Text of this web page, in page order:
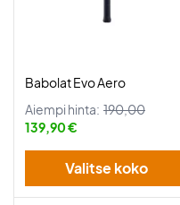
Babolat Evo Aero
Aiempi hinta: 190,00
139,90 €
Valitse koko